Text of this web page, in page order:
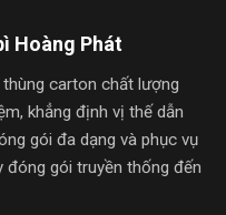
Hoàng Phát
carton chất lượng
khẳng định vị thế dẫn
gói đa dạng và phục vụ
đóng gói truyền thống đến